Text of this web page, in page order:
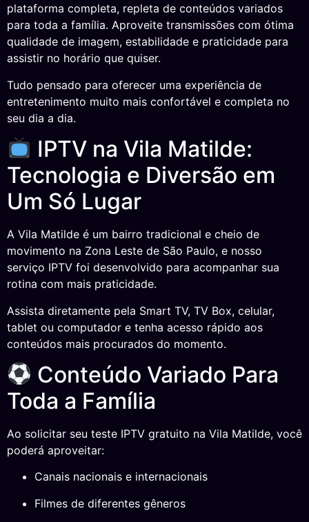
plataforma completa, repleta de conteúdos variados
para toda a família. Aproveite transmissões com ótima
qualidade de imagem, estabilidade e praticidade para
assistir no horário que quiser.
Tudo pensado para oferecer uma experiência de
entretenimento muito mais confortável e completa no
seu dia a dia.
IPTV na Vila Matilde:
Tecnologia e Diversão em
Um Só Lugar
A Vila Matilde é um bairro tradicional e cheio de
movimento na Zona Leste de São Paulo, e nosso
serviço IPTV foi desenvolvido para acompanhar sua
rotina com mais praticidade.
Assista diretamente pela Smart TV, TV Box, celular,
tablet ou computador e tenha acesso rápido aos
conteúdos mais procurados do momento.
Conteúdo Variado Para
Toda a Família
Ao solicitar seu teste IPTV gratuito na Vila Matilde, você
poderá aproveitar:
Canais nacionais e internacionais
Filmes de diferentes gêneros